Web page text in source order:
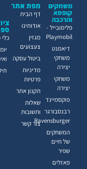
משחקים
קופסא
והרכבה
פלימובייל -
Playmobil
דיאמנט
משחקי
יצירה
משחקי
יצירה
פוקסמיינד
רבנסבורגר
Ravensburger
המשחקים
של חיים
שפיר
פאזלים
מפת אתר
דף הבית
אודותינו
מגזין
צעצועים
ביטול עסקה
מדיניות
פרטיות
תקנון אתר
שאלות
ותשובות
צור קשר